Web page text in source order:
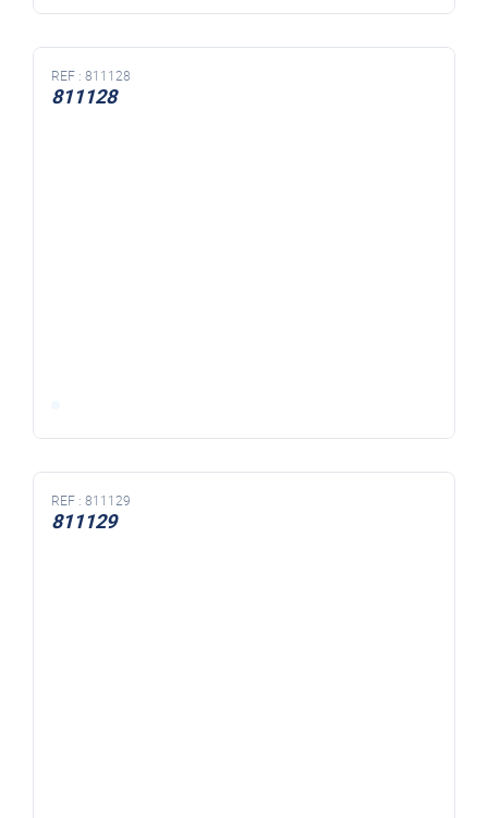
REF : 811128
811128
REF : 811129
811129